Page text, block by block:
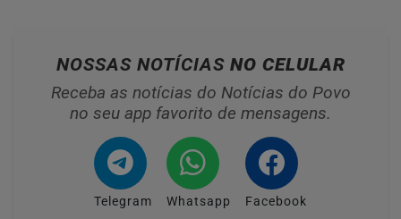
NOSSAS NOTÍCIAS NO CELULAR
Receba as notícias do Notícias do Povo
no seu app favorito de mensagens.
Telegram Whatsapp Facebook